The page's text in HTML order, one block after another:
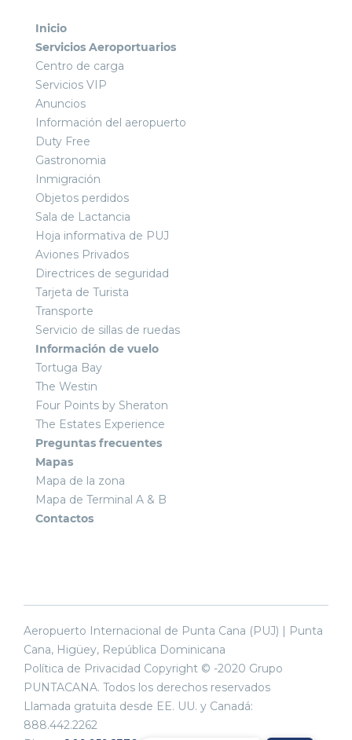
Inicio
Servicios Aeroportuarios
Centro de carga
Servicios VIP
Anuncios
Información del aeropuerto
Duty Free
Gastronomia
Inmigración
Objetos perdidos
Sala de Lactancia
Hoja informativa de PUJ
Aviones Privados
Directrices de seguridad
Tarjeta de Turista
Transporte
Servicio de sillas de ruedas
Información de vuelo
Tortuga Bay
The Westin
Four Points by Sheraton
The Estates Experience
Preguntas frecuentes
Mapas
Mapa de la zona
Mapa de Terminal A & B
Contactos
Aeropuerto Internacional de Punta Cana (PUJ) | Punta
Cana, Higüey, República Dominicana
Política de Privacidad Copyright © -2020 Grupo
PUNTACANA. Todos los derechos reservados
Llamada gratuita desde EE. UU. y Canadá:
888.442.2262